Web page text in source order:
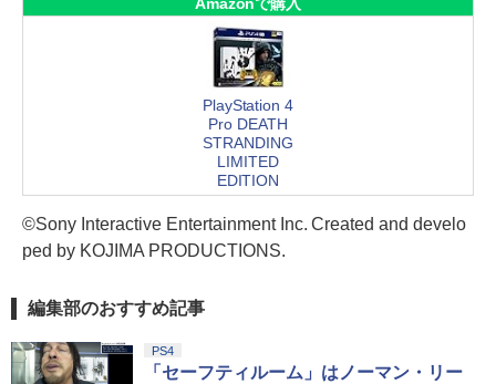
PlayStation 4
Pro DEATH
STRANDING
LIMITED
EDITION
©Sony Interactive Entertainment Inc. Created and develo
ped by KOJIMA PRODUCTIONS.
編集部のおすすめ記事
PS4
「セーフティルーム」はノーマン・リー